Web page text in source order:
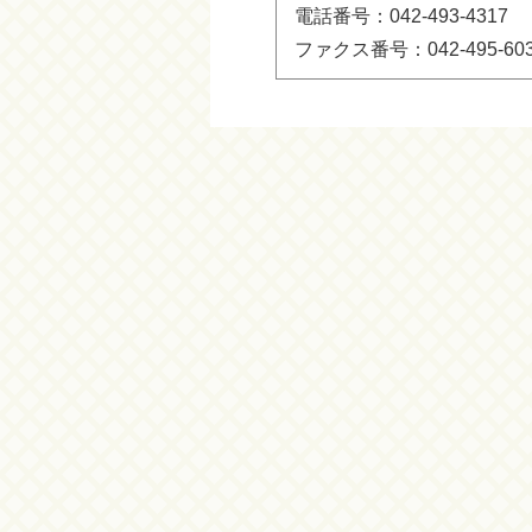
電話番号：042-493-4317
ファクス番号：042-495-